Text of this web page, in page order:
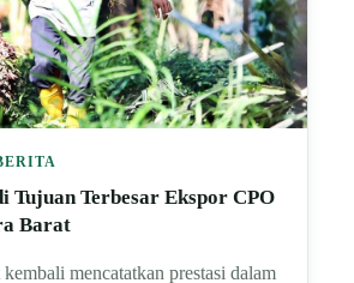
Tujuan Terbesar Ekspor CPO
Barat
kembali mencatatkan prestasi dalam